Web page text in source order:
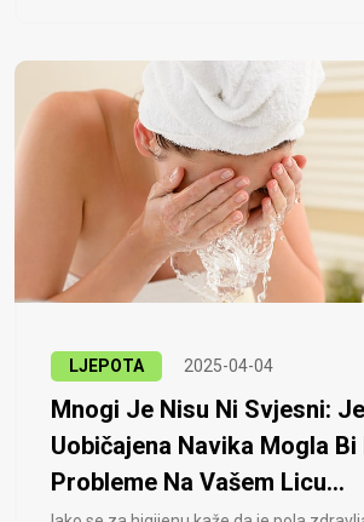
LJEPOTA 2025-04-04
Mnogi Je Nisu Ni Svjesni:
Uobičajena Navika Mogla
Probleme Na Vašem Licu...